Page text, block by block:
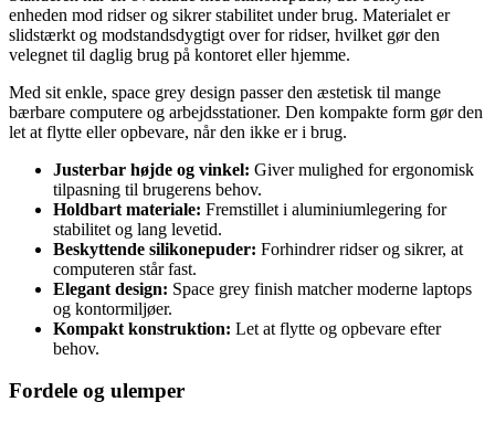
enheden mod ridser og sikrer stabilitet under brug. Materialet er
slidstærkt og modstandsdygtigt over for ridser, hvilket gør den
velegnet til daglig brug på kontoret eller hjemme.
Med sit enkle, space grey design passer den æstetisk til mange
bærbare computere og arbejdsstationer. Den kompakte form gør den
let at flytte eller opbevare, når den ikke er i brug.
Justerbar højde og vinkel: Giver mulighed for ergonomisk
tilpasning til brugerens behov.
Holdbart materiale: Fremstillet i aluminiumlegering for
stabilitet og lang levetid.
Beskyttende silikonepuder: Forhindrer ridser og sikrer, at
computeren står fast.
Elegant design: Space grey finish matcher moderne laptops
og kontormiljøer.
Kompakt konstruktion: Let at flytte og opbevare efter
behov.
Fordele og ulemper